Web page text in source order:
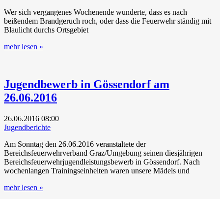
Wer sich vergangenes Wochenende wunderte, dass es nach
beißendem Brandgeruch roch, oder dass die Feuerwehr ständig mit
Blaulicht durchs Ortsgebiet
mehr lesen »
Jugendbewerb in Gössendorf am
26.06.2016
26.06.2016 08:00
Jugendberichte
Am Sonntag den 26.06.2016 veranstaltete der
Bereichsfeuerwehrverband Graz/Umgebung seinen diesjährigen
Bereichsfeuerwehrjugendleistungsbewerb in Gössendorf. Nach
wochenlangen Trainingseinheiten waren unsere Mädels und
mehr lesen »